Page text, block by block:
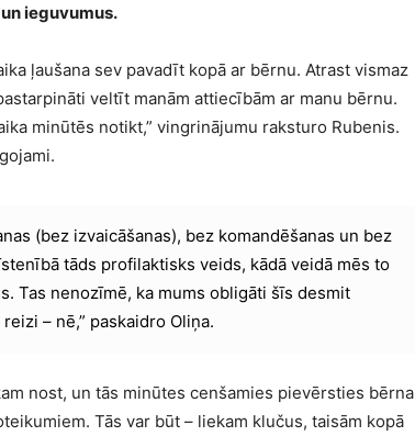
ieguvumus.
ļaušana sev pavadīt kopā ar bērnu. Atrast vismaz
veltīt manām attiecībām ar manu bērnu.
minūtēs notikt,” vingrinājumu raksturo Rubenis.
(bez izvaicāšanas), bez komandēšanas un bez
tāds profilaktisks veids, kādā veidā mēs to
Tas nenozīmē, ka mums obligāti šīs desmit
– nē,” paskaidro Oliņa.
nost, un tās minūtes cenšamies pievērsties bērna
Tās var būt – liekam klučus, taisām kopā